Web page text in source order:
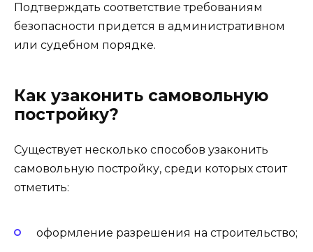
Подтверждать соответствие требованиям
безопасности придется в административном
или судебном порядке.
Как узаконить самовольную
постройку?
Существует несколько способов узаконить
самовольную постройку, среди которых стоит
отметить:
оформление разрешения на строительство;